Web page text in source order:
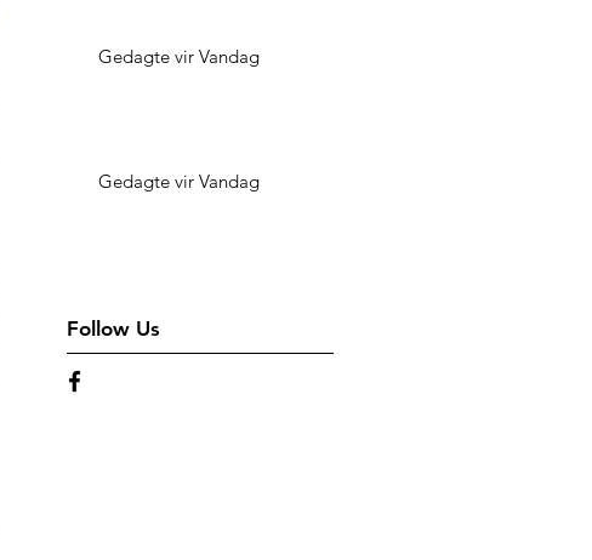
Gedagte vir Vandag
Gedagte vir Vandag
Follow Us